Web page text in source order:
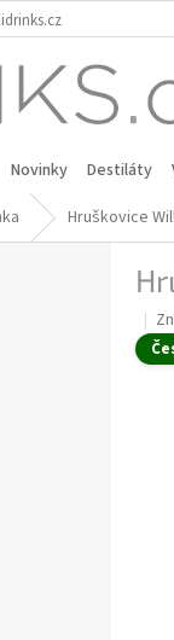
Novinky Destiláty
Hruškovice